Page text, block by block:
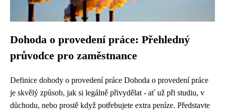
Dohoda o provedení práce: Přehledný
průvodce pro zaměstnance
Definice dohody o provedení práce Dohoda o provedení práce
je skvělý způsob, jak si legálně přivydělat - ať už při studiu, v
důchodu, nebo prostě když potřebujete extra peníze. Představte